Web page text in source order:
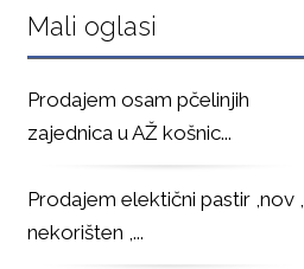
Mali oglasi
Prodajem osam pčelinjih
zajednica u AŽ košnic...
Prodajem elektični pastir ,nov ,
nekorišten ,...